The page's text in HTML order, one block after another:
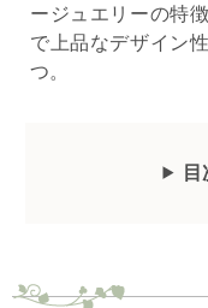
ージュエリーの特
で上品なデザイン
つ。